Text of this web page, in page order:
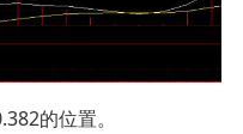
的位置。